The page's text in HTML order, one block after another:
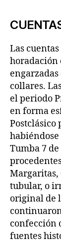
Las
horadación
collares.
el periodo
en forma
Tumba 7
Margaritas,
tubular, o
original de
confección
fuentes